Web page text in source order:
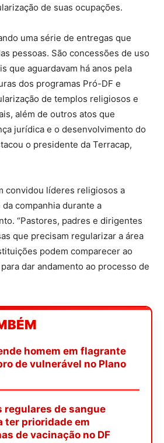
de suas ocupações.
uma série de entregas que
pessoas. São concessões de uso
que aguardavam há anos pela
dos programas Pró-DF e
de templos religiosos e
além de outros atos que
jurídica e o desenvolvimento do
o presidente da Terracap,
convidou líderes religiosos a
companhia durante a
“Pastores, padres e dirigentes
que precisam regularizar a área
podem comparecer ao
dar andamento ao processo de
homem em flagrante
de vulnerável no Plano
regulares de sangue
ter prioridade em
de vacinação no DF